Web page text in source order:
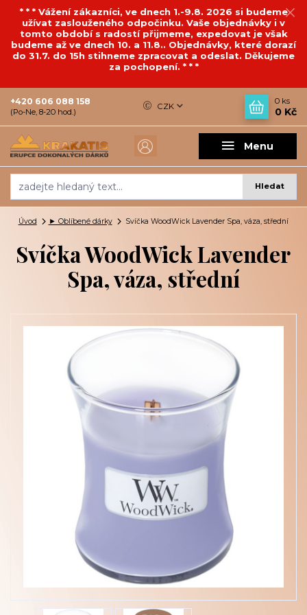
* * * Vážení zákazníci, ve dnech 1.-9.8. 2026 si budeme
užívat zaslouženého odpočinku. Vaše objednávky i v
tomto období s radostí přijmeme, expedovat je však
budeme až ve dnech 10. a 11.8.. Objednávky, které dorazí
do 31.7. do 15h stihneme zpracovat a odeslat. Děkujeme
za pochopení. * * *
Menu
CZK
Hledat
+420 606 088 158
(Po-Ne, 8-20 hod.)
0 ks
0 Kč
Úvod ► Oblíbené dárky Svíčka WoodWick Lavender Spa, váza, střední
Svíčka WoodWick Lavender
Spa, váza, střední